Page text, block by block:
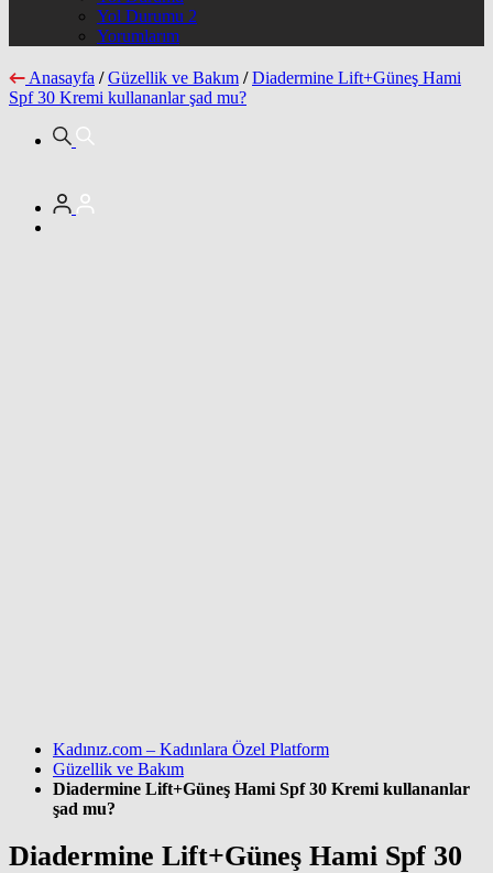
Yol Durumu 2
Yorumlarım
Anasayfa / Güzellik ve Bakım / Diadermine Lift+Güneş Hami
Spf 30 Kremi kullananlar şad mu?
Kadınız.com – Kadınlara Özel Platform
Güzellik ve Bakım
Diadermine Lift+Güneş Hami Spf 30 Kremi kullananlar
şad mu?
Diadermine Lift+Güneş Hami Spf 30